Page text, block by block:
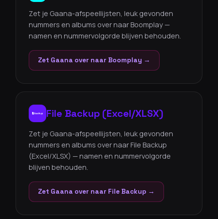
Zet je Gaana-afspeellijsten, leuk gevonden
nummers en albums over naar Boomplay —
namen en nummervolgorde blijven behouden.
Zet Gaana over naar Boomplay →
File Backup (Excel/XLSX)
Zet je Gaana-afspeellijsten, leuk gevonden
nummers en albums over naar File Backup
(Excel/XLSX) — namen en nummervolgorde
blijven behouden.
Zet Gaana over naar File Backup →